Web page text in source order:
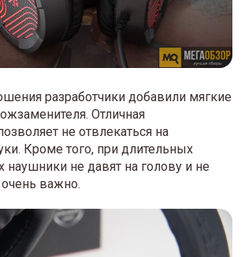
разработчики добавили мягкие
Отличная
не отвлекаться на
Кроме того, при длительных
наушники не давят на голову и не
очень важно.